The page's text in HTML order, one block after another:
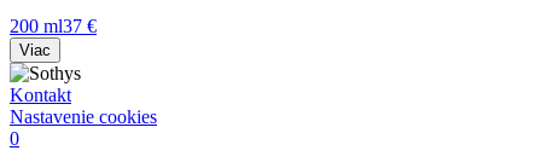
200 ml37 €
Viac
Kontakt
Nastavenie cookies
0